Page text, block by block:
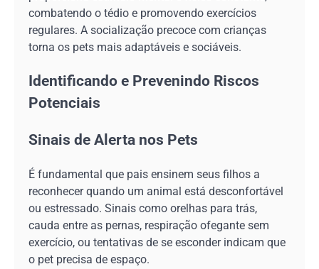
combatendo o tédio e promovendo exercícios
regulares. A socialização precoce com crianças
torna os pets mais adaptáveis e sociáveis.
Identificando e Prevenindo Riscos
Potenciais
Sinais de Alerta nos Pets
É fundamental que pais ensinem seus filhos a
reconhecer quando um animal está desconfortável
ou estressado. Sinais como orelhas para trás,
cauda entre as pernas, respiração ofegante sem
exercício, ou tentativas de se esconder indicam que
o pet precisa de espaço.